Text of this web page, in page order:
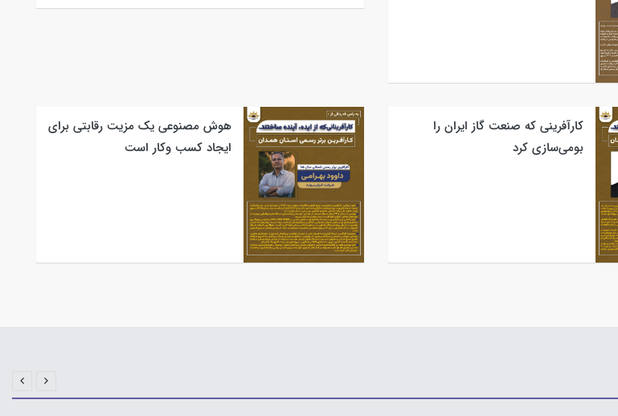
کارآفرینی که صنعت گاز ایران را
بومی‌سازی کرد
هوش مصنوعی یک مزیت رقابتی برای
ایجاد کسب وکار است